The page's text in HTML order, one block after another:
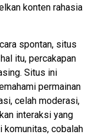
konten rahasia
spontan, situs
itu, percakapan
Situs ini
permainan
celah moderasi,
interaksi yang
komunitas, cobalah